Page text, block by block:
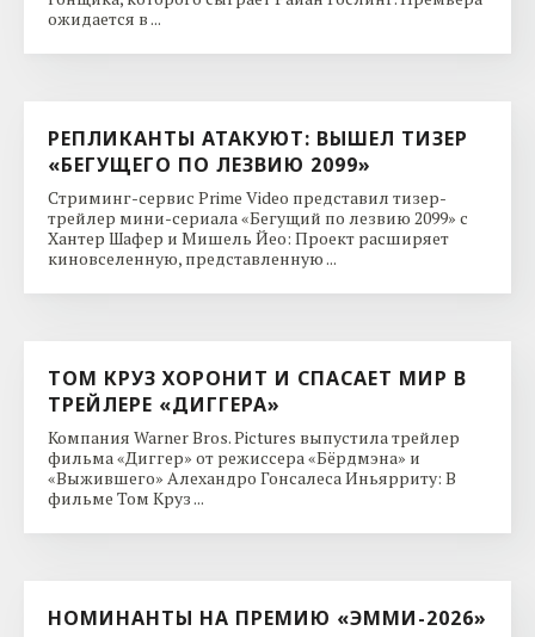
ожидается в ...
РЕПЛИКАНТЫ АТАКУЮТ: ВЫШЕЛ ТИЗЕР
«БЕГУЩЕГО ПО ЛЕЗВИЮ 2099»
Стриминг-сервис Prime Video представил тизер-
трейлер мини-сериала «Бегущий по лезвию 2099» с
Хантер Шафер и Мишель Йео: Проект расширяет
киновселенную, представленную ...
ТОМ КРУЗ ХОРОНИТ И СПАСАЕТ МИР В
ТРЕЙЛЕРЕ «ДИГГЕРА»
Компания Warner Bros. Pictures выпустила трейлер
фильма «Диггер» от режиссера «Бёрдмэна» и
«Выжившего» Алехандро Гонсалеса Иньярриту: В
фильме Том Круз ...
НОМИНАНТЫ НА ПРЕМИЮ «ЭММИ-2026»